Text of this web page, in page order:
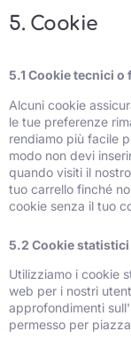
5. Cookie
5.1 Cookie tecnici
Alcuni cookie
le tue preferenze
rendiamo più facile
modo non devi
quando visiti il
tuo carrello finché
cookie senza il tuo
5.2 Cookie statistici
Utilizziamo i cookie
web per i nostri
approfondimenti
permesso per